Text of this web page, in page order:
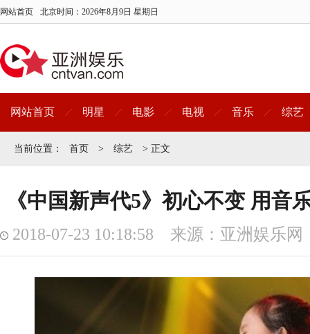
网站首页 北京时间： 2026年8月9日 星期日
网站首页 明星 电影 电视 音乐 综艺
当前位置： 首页 > 综艺 > 正文
《中国新声代5》初心不变 用音
2018-07-23 10:18:58 来源：亚洲娱乐网